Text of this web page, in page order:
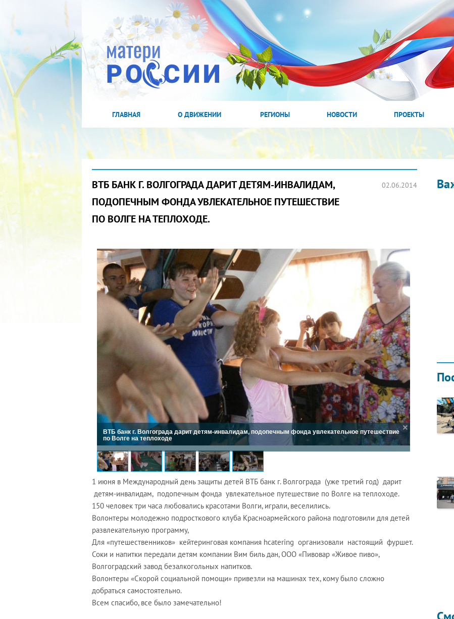
ГЛАВНАЯ О ДВИЖЕНИИ РЕГИОНЫ НОВОСТИ ПРОЕКТЫ
ВТБ БАНК Г. ВОЛГОГРАДА ДАРИТ ДЕТЯМ-ИНВАЛИДАМ,
ПОДОПЕЧНЫМ ФОНДА УВЛЕКАТЕЛЬНОЕ ПУТЕШЕСТВИЕ
ПО ВОЛГЕ НА ТЕПЛОХОДЕ.
02.06.2014
ВТБ банк г. Волгограда дарит детям-инвалидам, подопечным фонда увлекательное путешествие
по Волге на теплоходе
1 июня в Международный день защиты детей ВТБ банк г. Волгограда (уже третий год) дарит
детям-инвалидам, подопечным фонда увлекательное путешествие по Волге на теплоходе.
150 человек три часа любовались красотами Волги, играли, веселились.
Волонтеры молодежно подросткового клуба Красноармейского района подготовили для детей
развлекательную программу,
Для «путешественников» кейтеринговая компания hcatering организовали настоящий фуршет.
Соки и напитки передали детям компании Вим биль дан, ООО «Пивовар «Живое пиво»,
Волгоградский завод безалкогольных напитков.
Волонтеры «Скорой социальной помощи» привезли на машинах тех, кому было сложно
добраться самостоятельно.
Всем спасибо, все было замечательно!
2022 ГОД ПРОВОЗГЛАШЕН ГОДОМ
МАТЕРИ В ЯКУТИИ
19.12.2021